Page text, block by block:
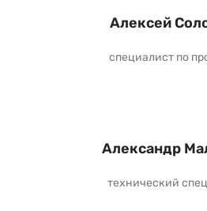
Алексей
специалист по
Александр
технический